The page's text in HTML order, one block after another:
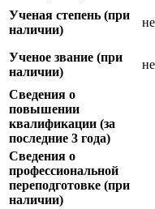
Ученая степень (при
наличии)
Ученое звание (при
наличии)
Сведения о
повышении
квалификации (за
последние 3 года)
Сведения о
профессиональной
переподготовке (при
наличии)